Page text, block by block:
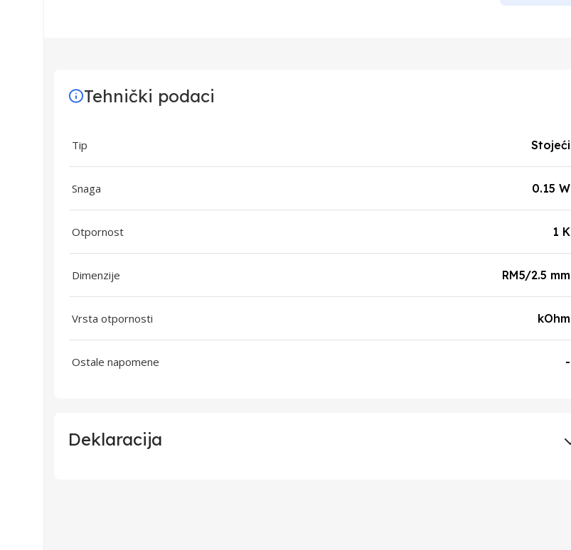
Tehnički podaci
Tip Stojeći
Snaga 0.15 W
Otpornost 1 K
Dimenzije RM5/2.5 mm
Vrsta otpornosti kOhm
Ostale napomene -
Deklaracija